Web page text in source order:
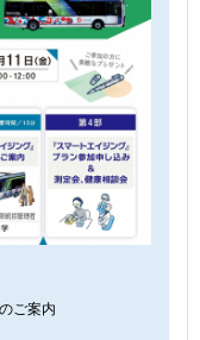
ご案内